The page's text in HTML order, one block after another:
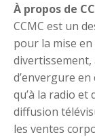
À propos de
CCMC est un
pour la mise
divertissement,
d’envergure
qu’à la radio
diffusion
les ventes